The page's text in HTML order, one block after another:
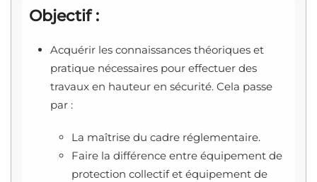
Objectif :
Acquérir les connaissances théoriques et
pratique nécessaires pour effectuer des
travaux en hauteur en sécurité. Cela passe
par :
La maîtrise du cadre réglementaire.
Faire la différence entre équipement de
protection collectif et équipement de